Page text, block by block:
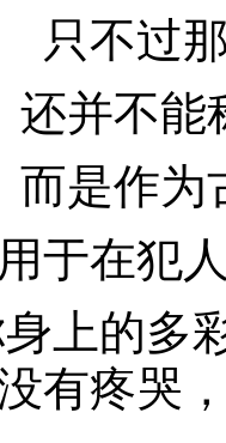
只不过
还并不能
而是作为
用于在犯